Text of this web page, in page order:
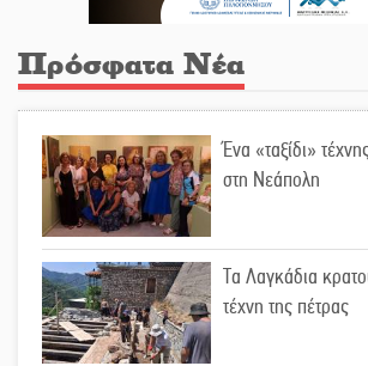
Πρόσφατα Νέα
Ένα «ταξίδι»
στη Νεάπολη
Τα Λαγκάδια
τέχνη της πέτρας